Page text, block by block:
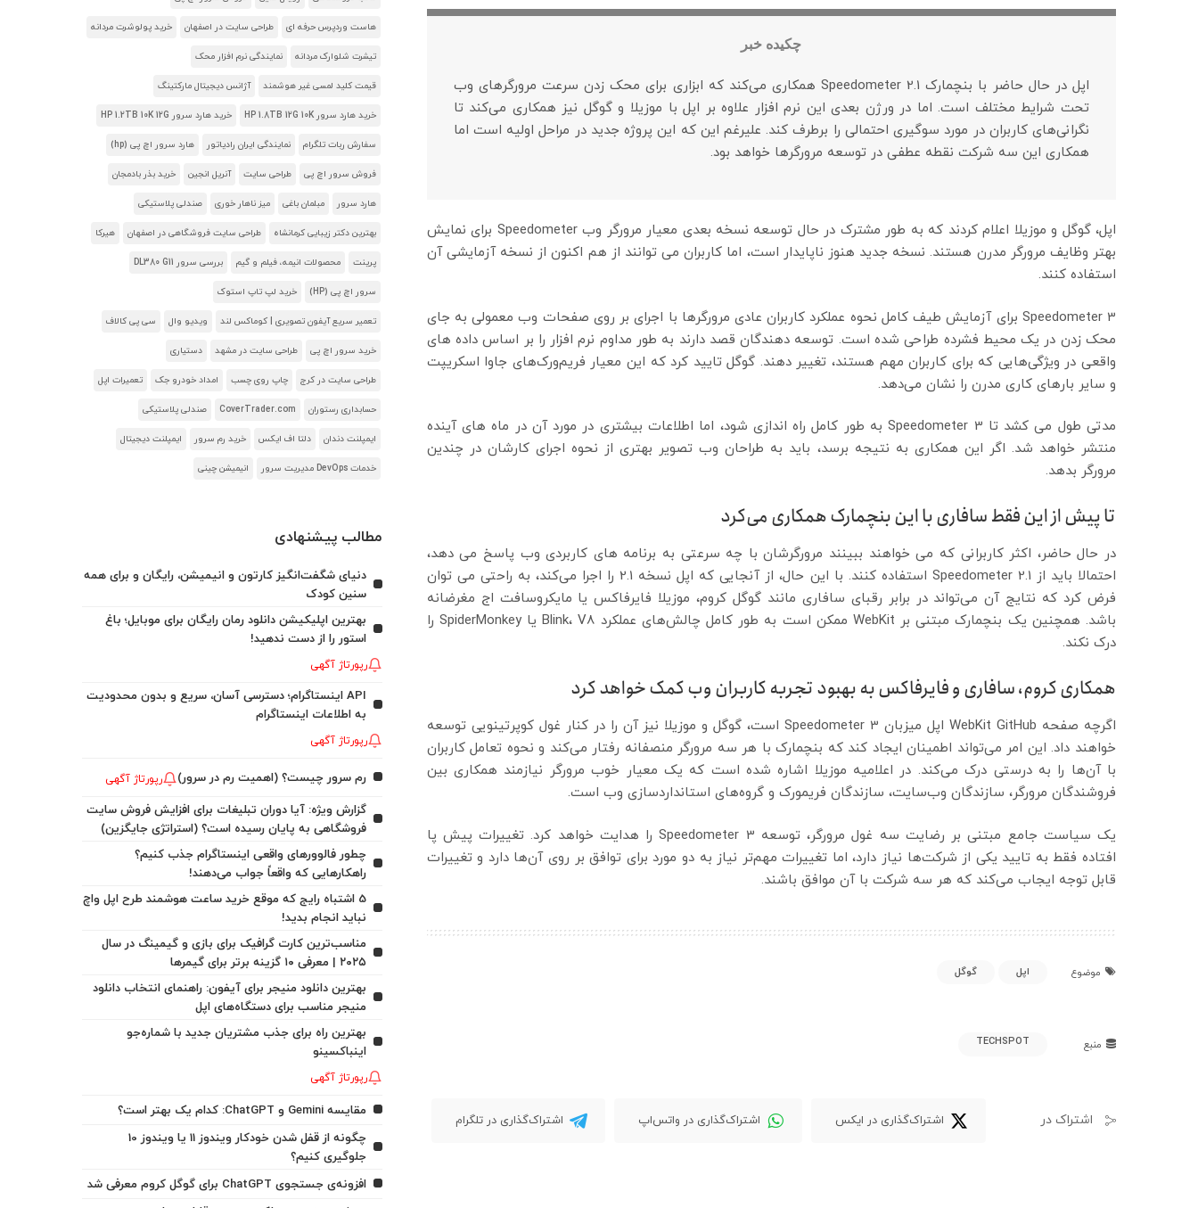
چکیده خبر
اپل در حال حاضر با بنچمارک Speedometer 2.1 همکاری می‌کند که ابزاری برای محک زدن سرعت مرورگرهای وب
تحت شرایط مختلف است. اما در ورژن بعدی این نرم افزار علاوه بر اپل با موزیلا و گوگل نیز همکاری می‌کند تا
نگرانی‌های کاربران در مورد سوگیری احتمالی را برطرف کند. علیرغم این که این پروژه جدید در مراحل اولیه است اما
همکاری این سه شرکت نقطه عطفی در توسعه مرورگرها خواهد بود.
اپل، گوگل و موزیلا اعلام کردند که به طور مشترک در حال توسعه نسخه بعدی معیار مرورگر وب Speedometer برای نمایش
بهتر وظایف مرورگر مدرن هستند. نسخه جدید هنوز ناپایدار است، اما کاربران می توانند از هم اکنون از نسخه آزمایشی آن
استفاده کنند.
Speedometer 3 برای آزمایش طیف کامل نحوه عملکرد کاربران عادی مرورگرها با اجرای بر روی صفحات وب معمولی به جای
محک زدن در یک محیط فشرده طراحی شده است. توسعه دهندگان قصد دارند به طور مداوم نرم افزار را بر اساس داده های
واقعی در ویژگی‌هایی که برای کاربران مهم هستند، تغییر دهند. گوگل تایید کرد که این معیار فریم‌ورک‌‌های جاوا اسکریپت
و سایر بارهای کاری مدرن را نشان می‌دهد.
مدتی طول می کشد تا Speedometer 3 به طور کامل راه اندازی شود، اما اطلاعات بیشتری در مورد آن در ماه های آینده
منتشر خواهد شد. اگر این همکاری به نتیجه برسد، باید به طراحان وب تصویر بهتری از نحوه اجرای کارشان در چندین
مرورگر بدهد.
تا پیش از این فقط سافاری با این بنچمارک همکاری می‌کرد
در حال حاضر، اکثر کاربرانی که می خواهند ببینند مرورگرشان با چه سرعتی به برنامه های کاربردی وب پاسخ می دهد،
احتمالا باید از Speedometer 2.1 استفاده کنند. با این حال، از آنجایی که اپل نسخه 2.1 را اجرا می‌کند، به راحتی می توان
فرض کرد که نتایج آن می‌تواند در برابر رقبای سافاری مانند گوگل کروم، موزیلا فایرفاکس یا مایکروسافت اج مغرضانه
باشد. همچنین یک بنچمارک مبتنی بر WebKit ممکن است به طور کامل چالش‌های عملکرد Blink، V8 یا SpiderMonkey را
درک نکند.
همکاری کروم، سافاری و فایرفاکس به بهبود تجربه کاربران وب کمک خواهد کرد
اگرچه صفحه WebKit GitHub اپل میزبان Speedometer 3 است، گوگل و موزیلا نیز آن را در کنار غول کوپرتینویی توسعه
خواهند داد. این امر می‌تواند اطمینان ایجاد کند که بنچمارک با هر سه مرورگر منصفانه رفتار می‌کند و نحوه تعامل کاربران
با آن‌ها را به درستی درک می‌کند. در اعلامیه موزیلا اشاره شده است که یک معیار خوب مرورگر نیازمند همکاری بین
فروشندگان مرورگر، سازندگان وب‌سایت، سازندگان فریمورک و گروه‌های استاندارد‌سازی وب است.
یک سیاست جامع مبتنی بر رضایت سه غول مرورگر، توسعه Speedometer 3 را هدایت خواهد کرد. تغییرات پیش پا
افتاده فقط به تایید یکی از شرکت‌ها نیاز دارد، اما تغییرات مهم‌تر نیاز به دو مورد برای توافق بر روی آن‌ها دارد و تغییرات
قابل توجه ایجاب می‌کند که هر سه شرکت با آن موافق باشند.
موضوع اپل گوگل
منبع TECHSPOT
اشتراک در اشتراک‌گذاری در ایکس اشتراک‌گذاری در واتس‌اپ اشتراک‌گذاری در تلگرام
هاست وردپرس حرفه ای طراحی سایت در اصفهان خرید پولوشرت مردانه
تیشرت شلوارک مردانه نمایندگی نرم افزار محک
قیمت کلید لمسی غیر هوشمند آژانس دیجیتال مارکتینگ
خرید هارد سرور HP 1.8TB 12G 10K خرید هارد سرور HP 1.2TB 10K 12G
سفارش ربات تلگرام نمایندگی ایران رادیاتور هارد سرور اچ پی (hp)
فروش سرور اچ پی طراحی سایت آنریل انجین خرید بذر بادمجان
هارد سرور مبلمان باغی میز ناهار خوری صندلی پلاستیکی
بهترین دکتر زیبایی کرمانشاه طراحی سایت فروشگاهی در اصفهان هیرکا
پرینت محصولات انیمه، فیلم و گیم بررسی سرور DL380 G11
سرور اچ پی (HP) خرید لپ تاپ استوک
تعمیر سریع آیفون تصویری | کوماکس لند ویدیو وال سی پی کالاف
خرید سرور اچ پی طراحی سایت در مشهد دستیاری
طراحی سایت در کرج چاپ روی چسب امداد خودرو جک تعمیرات اپل
حسابداری رستوران CoverTrader.com صندلی پلاستیکی
ایمپلنت دندان دلتا اف ایکس خرید رم سرور ایمپلنت دیجیتال
خدمات DevOps مدیریت سرور انیمیشن چینی
مطالب پیشنهادی
دنیای شگفت‌انگیز کارتون و انیمیشن، رایگان و برای همه
سنین کودک
بهترین اپلیکیشن دانلود رمان رایگان برای موبایل؛ باغ
استور را از دست ندهید!
رپورتاژ آگهی
API اینستاگرام؛ دسترسی آسان، سریع و بدون محدودیت
به اطلاعات اینستاگرام
رپورتاژ آگهی
رم سرور چیست؟ (اهمیت رم در سرور) رپورتاژ آگهی
گزارش ویژه: آیا دوران تبلیغات برای افزایش فروش سایت
فروشگاهی به پایان رسیده است؟ (استراتژی جایگزین)
چطور فالوورهای واقعی اینستاگرام جذب کنیم؟
راهکارهایی که واقعاً جواب می‌دهند!
5 اشتباه رایج که موقع خرید ساعت هوشمند طرح اپل واچ
نباید انجام بدید!
مناسب‌ترین کارت گرافیک برای بازی و گیمینگ در سال
۲۰۲۵ | معرفی ۱۰ گزینه برتر برای گیمرها
بهترین دانلود منیجر برای آیفون: راهنمای انتخاب دانلود
منیجر مناسب برای دستگاه‌های اپل
بهترین راه برای جذب مشتریان جدید با شماره‌جو
اینباکسینو
رپورتاژ آگهی
مقایسه Gemini و ChatGPT: کدام یک بهتر است؟
چگونه از قفل شدن خودکار ویندوز 11 یا ویندوز 10
جلوگیری کنیم؟
افزونه‌ی جستجوی ChatGPT برای گوگل کروم معرفی شد